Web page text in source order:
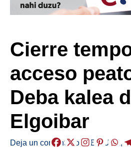
Cierre
acceso
Deba kalea
Elgoibar
Deja un comentario /ABISUAK ,